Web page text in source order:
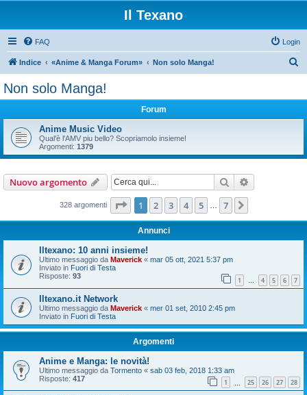
Il Texano
FAQ Login
Indice «Anime & Manga Forum» Non solo Manga!
Non solo Manga!
Forum
Anime Music Video
Qual'è l'AMV piu bello? Scopriamolo insieme!
Argomenti: 1379
Nuovo argomento Cerca
328 argomenti Pagina di
1 2 3 4 5 7
Annunci
Iltexano: 10 anni insieme!
Ultimo messaggio da Maverick « mar 05 ott, 2021 5:37 pm
Inviato in Fuori di Testa
Risposte: 93 1 … 4 5 6 7
Iltexano.it Network
Ultimo messaggio da Maverick « mer 01 set, 2010 2:45 pm
Inviato in Fuori di Testa
Argomenti
Anime e Manga: le novità!
Ultimo messaggio da Tormento « sab 03 feb, 2018 1:33 am
Risposte: 417 1 25 26 27 28